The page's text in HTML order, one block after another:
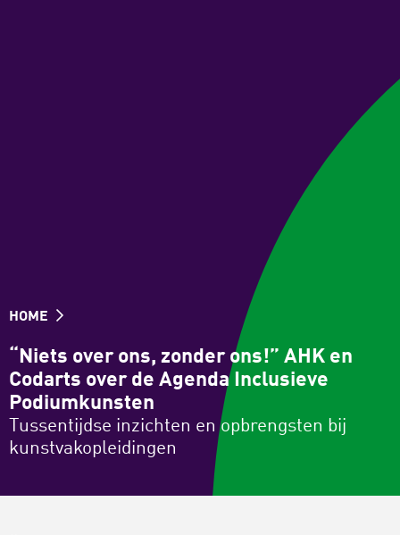
HOME
“Niets over ons, zonder ons!” AHK en
Codarts over de Agenda Inclusieve
Podiumkunsten
Tussentijdse inzichten en opbrengsten bij
kunstvakopleidingen